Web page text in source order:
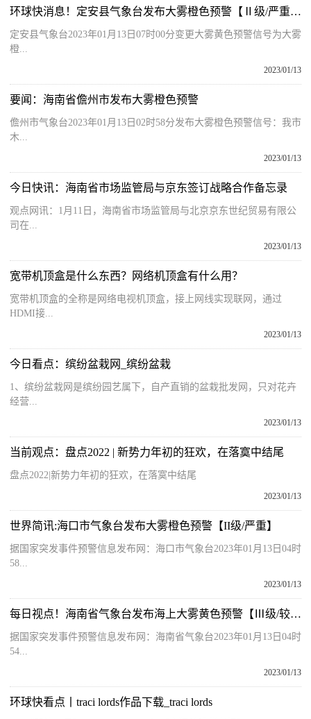
环球快消息！定安县气象台发布大雾橙色预警【Ⅱ级/严重】【2023-01-13】
定安县气象台2023年01月13日07时00分变更大雾黄色预警信号为大雾
橙...
2023/01/13
要闻：海南省儋州市发布大雾橙色预警
儋州市气象台2023年01月13日02时58分发布大雾橙色预警信号：我市
木...
2023/01/13
今日快讯：海南省市场监管局与京东签订战略合作备忘录
观点网讯：1月11日，海南省市场监管局与北京京东世纪贸易有限公
司在...
2023/01/13
宽带机顶盒是什么东西？网络机顶盒有什么用？
宽带机顶盒的全称是网络电视机顶盒，接上网线实现联网，通过
HDMI接...
2023/01/13
今日看点：缤纷盆栽网_缤纷盆栽
1、缤纷盆栽网是缤纷园艺属下，自产直销的盆栽批发网，只对花卉
经营...
2023/01/13
当前观点：盘点2022 | 新势力年初的狂欢，在落寞中结尾
盘点2022|新势力年初的狂欢，在落寞中结尾
2023/01/13
世界简讯:海口市气象台发布大雾橙色预警【II级/严重】
据国家突发事件预警信息发布网：海口市气象台2023年01月13日04时
58...
2023/01/13
每日视点！海南省气象台发布海上大雾黄色预警【Ⅲ级/较重】
据国家突发事件预警信息发布网：海南省气象台2023年01月13日04时
54...
2023/01/13
环球快看点丨traci lords作品下载_traci lords